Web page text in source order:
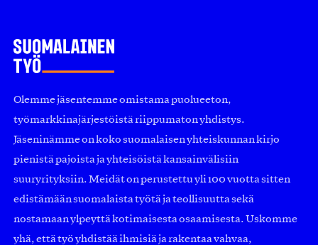
Olemme jäsentemme omistama puolueeton,
työmarkkinajärjestöistä riippumaton yhdistys.
Jäseninämme on koko suomalaisen yhteiskunnan kirjo
pienistä pajoista ja yhteisöistä kansainvälisiin
suuryrityksiin. Meidät on perustettu yli 100 vuotta sitten
edistämään suomalaista työtä ja teollisuutta sekä
nostamaan ylpeyttä kotimaisesta osaamisesta. Uskomme
yhä, että työ yhdistää ihmisiä ja rakentaa vahvaa,